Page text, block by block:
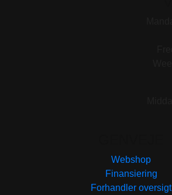
Webshop
Finansiering
Forhandler oversigt